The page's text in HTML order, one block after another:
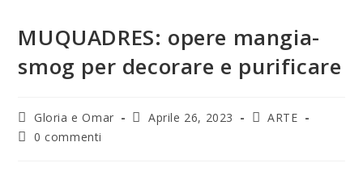
MUQUADRES: opere mangia-
smog per decorare e purificare
Gloria e Omar Aprile 26, 2023
ARTE
0 commenti